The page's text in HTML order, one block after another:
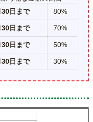
日まで
80%
日まで 70%
日まで 50%
日まで 30%